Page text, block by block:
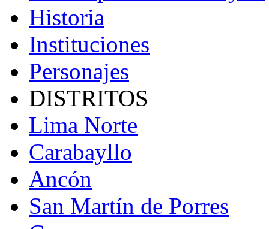
Historia
Instituciones
Personajes
DISTRITOS
Lima Norte
Carabayllo
Ancón
San Martín de Porres